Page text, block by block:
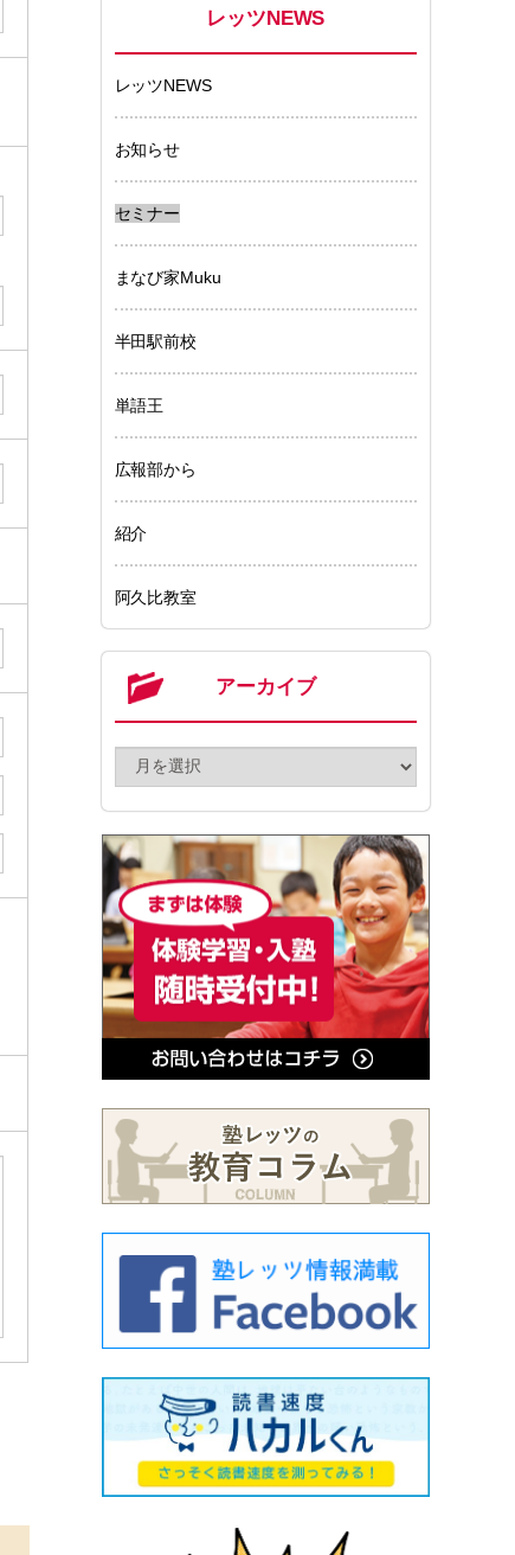
レッツNEWS
レッツNEWS
お知らせ
セミナー
まなび家Muku
半田駅前校
単語王
広報部から
紹介
阿久比教室
アーカイブ